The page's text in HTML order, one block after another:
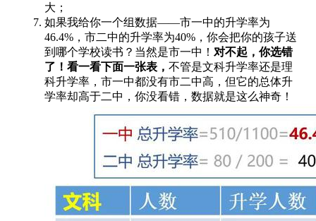
大；
如果我给你一个组数据——市一中的升学率为
46.4%，市二中的升学率为40%，你会把你的孩子送
到哪个学校读书？当然是市一中！ 对不起，你选错
了！ 看一看下面一张表， 不管是文科升学率还是理
科升学率，市一中都没有市二中高，但它的总体升
学率却高于二中，你没看错，数据就是这么神奇！